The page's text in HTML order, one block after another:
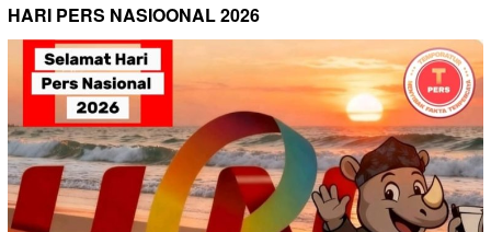
HARI PERS NASIOONAL 2026